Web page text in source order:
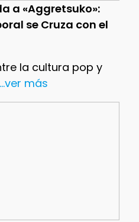
a «Aggretsuko»:
se Cruza con el
la cultura pop y
...ver más